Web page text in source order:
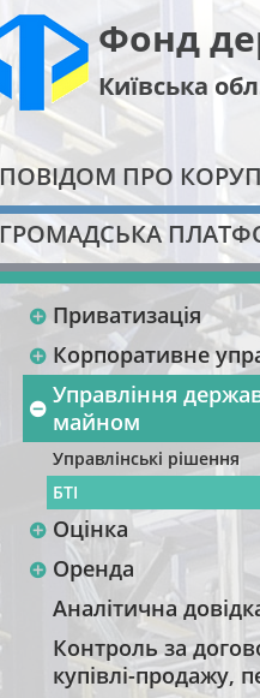
Фонд
Київська
ПОВІДОМ ПРО
ГРОМАДСЬКА
Приватизація
Корпоративне
Управління
майном
Управлінські рішення
БТІ
Оцінка
Оренда
Аналітична
Контроль за
купівлі-продажу,